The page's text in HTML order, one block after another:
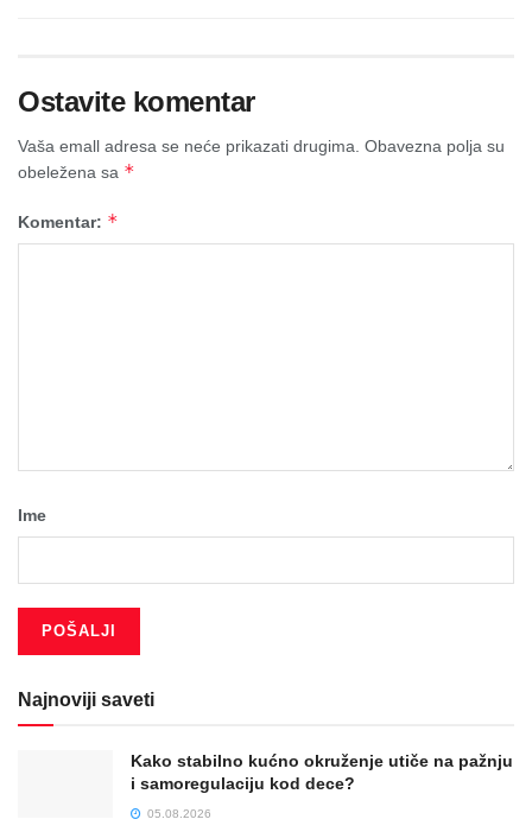
Ostavite komentar
Vaša emall adresa se neće prikazati drugima. Obavezna polja su
obeležena sa *
Komentar: *
Ime
Najnoviji saveti
Kako stabilno kućno okruženje utiče na pažnju
i samoregulaciju kod dece?
05.08.2026